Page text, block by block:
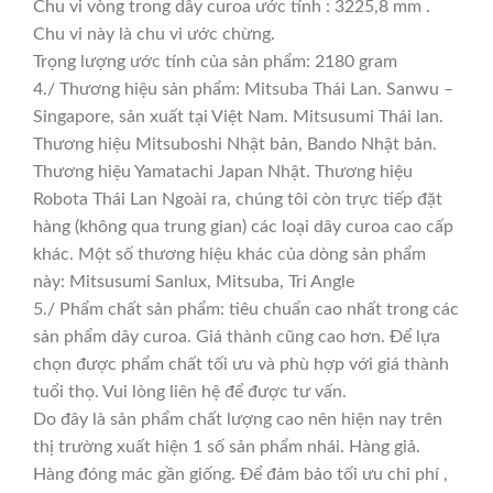
Chu vi vòng trong dây curoa ước tính : 3225,8 mm .
Chu vi này là chu vi ước chừng.
Trọng lượng ước tính của sản phẩm: 2180 gram
4./ Thương hiệu sản phẩm: Mitsuba Thái Lan. Sanwu –
Singapore, sản xuất tại Việt Nam. Mitsusumi Thái lan.
Thương hiệu Mitsuboshi Nhật bản, Bando Nhật bản.
Thương hiệu Yamatachi Japan Nhật. Thương hiệu
Robota Thái Lan Ngoài ra, chúng tôi còn trực tiếp đặt
hàng (không qua trung gian) các loại dây curoa cao cấp
khác. Một số thương hiệu khác của dòng sản phẩm
này: Mitsusumi Sanlux, Mitsuba, Tri Angle
5./ Phẩm chất sản phẩm: tiêu chuẩn cao nhất trong các
sản phẩm dây curoa. Giá thành cũng cao hơn. Để lựa
chọn được phẩm chất tối ưu và phù hợp với giá thành
tuổi thọ. Vui lòng liên hệ để được tư vấn.
Do đây là sản phẩm chất lượng cao nên hiện nay trên
thị trường xuất hiện 1 số sản phẩm nhái. Hàng giả.
Hàng đóng mác gần giống. Để đảm bảo tối ưu chi phí ,